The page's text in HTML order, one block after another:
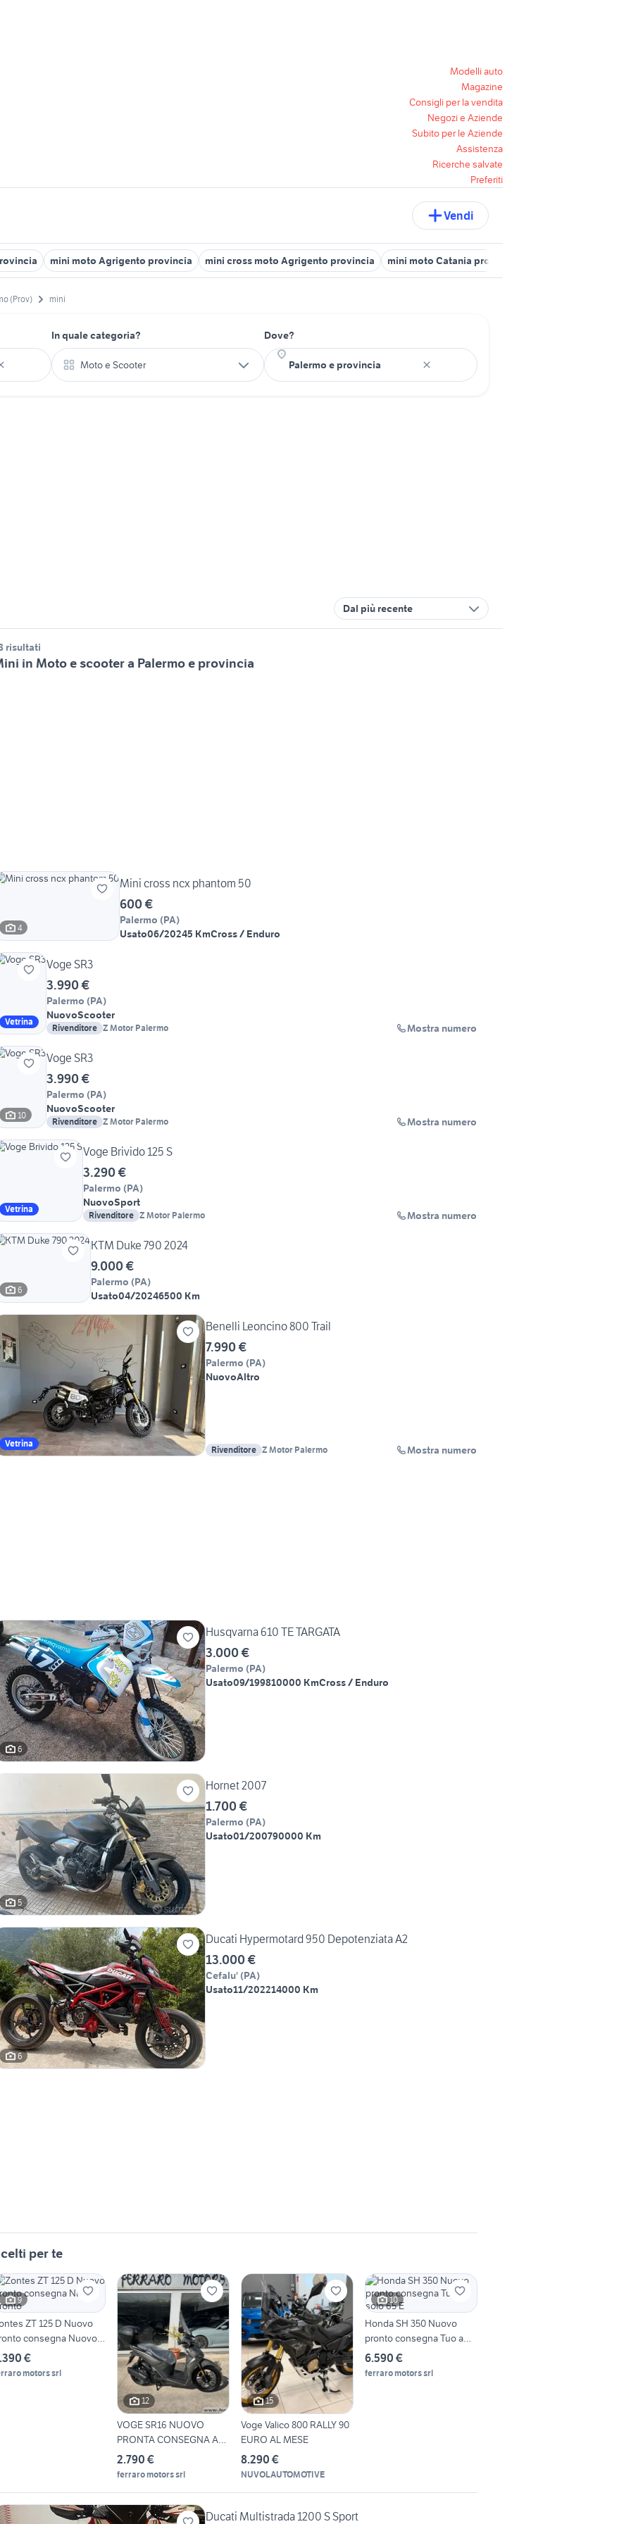
Modelli auto
Magazine
Consigli per la vendita
Negozi e Aziende
Subito per le Aziende
Assistenza
Ricerche salvate
Preferiti
Vendi
mini moto Agrigento provincia mini cross moto Agrigento provincia mini moto Catania provincia
(Prov) mini
In quale categoria?
Moto e Scooter
Dove?
Dal più recente
risultati
in Moto e scooter a Palermo e provincia
4
Mini cross ncx phantom 50
600 €
Palermo (PA)
Usato06/20245 KmCross / Enduro
Vetrina
Voge SR3
3.990 €
Palermo (PA)
NuovoScooter
Rivenditore Z Motor Palermo Mostra numero
10
Voge SR3
3.990 €
Palermo (PA)
NuovoScooter
Rivenditore Z Motor Palermo Mostra numero
Vetrina
Voge Brivido 125 S
3.290 €
Palermo (PA)
NuovoSport
Rivenditore Z Motor Palermo Mostra numero
6
KTM Duke 790 2024
9.000 €
Palermo (PA)
Usato04/20246500 Km
Vetrina
Benelli Leoncino 800 Trail
7.990 €
Palermo (PA)
NuovoAltro
Rivenditore Z Motor Palermo Mostra numero
6
Husqvarna 610 TE TARGATA
3.000 €
Palermo (PA)
Usato09/199810000 KmCross / Enduro
5
Hornet 2007
1.700 €
Palermo (PA)
Usato01/200790000 Km
6
Ducati Hypermotard 950 Depotenziata A2
13.000 €
Cefalu' (PA)
Usato11/202214000 Km
per te
9
ZT 125 D Nuovo
consegna Nuovo
€
motors srl
12
VOGE SR16 NUOVO
PRONTA CONSEGNA A
SOLI 28 EURO AL
2.790 €
ferraro motors srl
15
Voge Valico 800 RALLY 90
EURO AL MESE
8.290 €
NUVOLAUTOMOTIVE
10
Honda SH 350 Nuovo
pronto consegna Tuo a
solo 65 E
6.590 €
ferraro motors srl
Ducati Multistrada 1200 S Sport